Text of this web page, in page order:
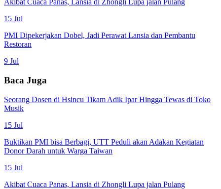
Akibat Cuaca Panas, Lansia di Zhongli Lupa jalan Pulang
15 Jul
PMI Dipekerjakan Dobel, Jadi Perawat Lansia dan Pembantu
Restoran
9 Jul
Baca Juga
Seorang Dosen di Hsincu Tikam Adik Ipar Hingga Tewas di Toko
Musik
15 Jul
Buktikan PMI bisa Berbagi, UTT Peduli akan Adakan Kegiatan
Donor Darah untuk Warga Taiwan
15 Jul
Akibat Cuaca Panas, Lansia di Zhongli Lupa jalan Pulang